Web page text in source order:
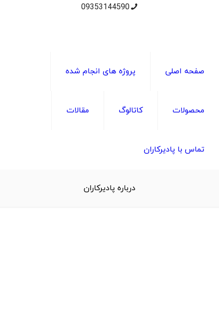
09353144590
صفحه اصلی پروژه های انجام شده
محصولات کاتالوگ مقالات
تماس با پادیرکاران
درباره پادیرکاران